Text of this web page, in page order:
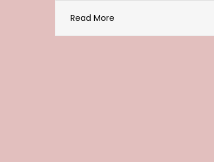
Read More